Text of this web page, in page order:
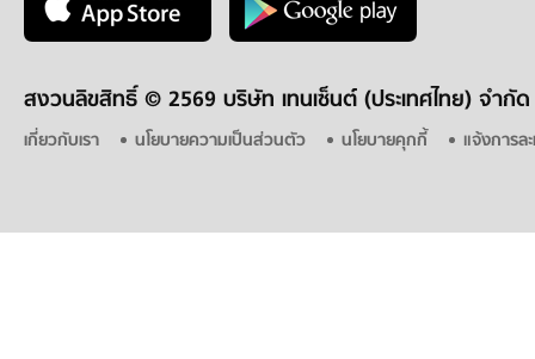
สงวนลิขสิทธิ์ © 2569 บริษัท เทนเซ็นต์ (ประเทศไทย) จำกัด
เกี่ยวกับเรา นโยบายความเป็นส่วนตัว นโยบายคุกกี้ แจ้งการล